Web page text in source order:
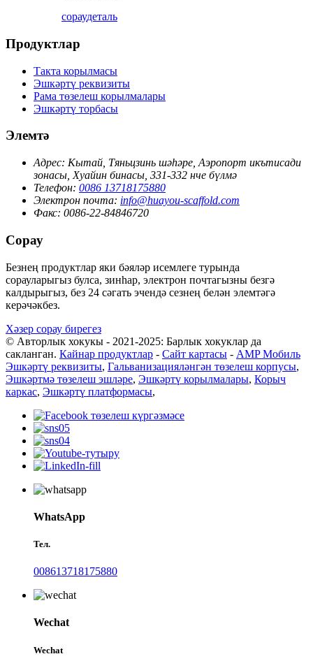
сораудеталь
Продуктлар
Такта корылмасы
Эшкәртү реквизиты
Рама төзелеш корылмалары
Эшкәртү торбасы
Элемтә
Адрес: Кытай, Тяньцзинь шәһәре, Аэропорт икътисади
зонасы, Хуайин бинасы, 331-332 нче бүлмә
Телефон: 0086 13718175880
Электрон почта: info@huayou-scaffold.com
Факс: 0086-22-84846720
Сорау
Безнең продуктлар яки бәяләр исемлеге турында
сорауларыгыз булса, зинһар, электрон почтагызны безгә
калдырыгыз, без 24 сәгать эчендә сезнең белән элемтәгә
керәчәкбез.
Хәзер сорау бирегез
© Авторлык хокукы - 2021-2025: Барлык хокуклар да
сакланган. Кайнар продуктлар - Сайт картасы - AMP Мобиль
Эшкәртү реквизиты, Гальванизацияләнгән төзелеш корпусы,
Эшкәртмә төзелеш эшләре, Эшкәртү корылмалары, Корыч
каркас, Эшкәртү платформасы,
WhatsApp
Тел.
008613718175880
Wechat
Wechat